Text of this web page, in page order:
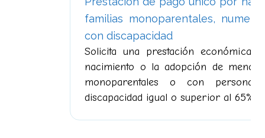
familias monoparentales,
con discapacidad
Solicita una prestación
nacimiento o la adopción de
monoparentales o con
discapacidad igual o superior al 65%.